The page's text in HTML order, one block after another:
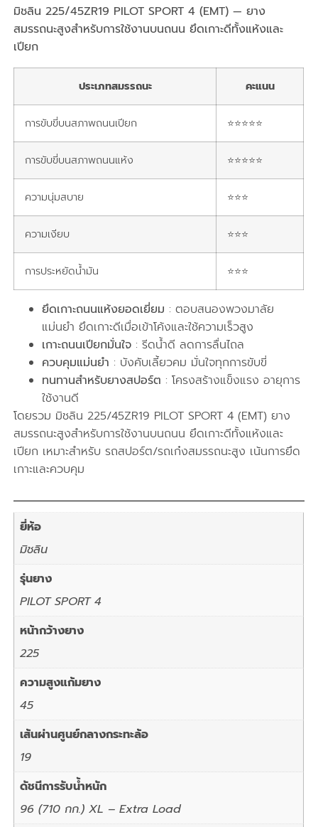
มิชลิน 225/45ZR19 PILOT SPORT 4 (EMT) — ยาง
สมรรถนะสูงสำหรับการใช้งานบนถนน ยึดเกาะดีทั้งแห้งและ
เปียก
ประเภทสมรรถนะ คะแนน
การขับขี่บนสภาพถนนเปียก ⭐⭐⭐⭐⭐
การขับขี่บนสภาพถนนแห้ง ⭐⭐⭐⭐⭐
ความนุ่มสบาย ⭐⭐⭐
ความเงียบ ⭐⭐⭐
การประหยัดน้ำมัน ⭐⭐⭐
ยึดเกาะถนนแห้งยอดเยี่ยม : ตอบสนองพวงมาลัย
แม่นยำ ยึดเกาะดีเมื่อเข้าโค้งและใช้ความเร็วสูง
เกาะถนนเปียกมั่นใจ : รีดน้ำดี ลดการลื่นไถล
ควบคุมแม่นยำ : บังคับเลี้ยวคม มั่นใจทุกการขับขี่
ทนทานสำหรับยางสปอร์ต : โครงสร้างแข็งแรง อายุการ
ใช้งานดี
โดยรวม มิชลิน 225/45ZR19 PILOT SPORT 4 (EMT) ยาง
สมรรถนะสูงสำหรับการใช้งานบนถนน ยึดเกาะดีทั้งแห้งและ
เปียก เหมาะสำหรับ รถสปอร์ต/รถเก๋งสมรรถนะสูง เน้นการยึด
เกาะและควบคุม
ยี่ห้อ
มิชลิน
รุ่นยาง
PILOT SPORT 4
หน้ากว้างยาง
225
ความสูงแก้มยาง
45
เส้นผ่านศูนย์กลางกระทะล้อ
19
ดัชนีการรับน้ำหนัก
96 (710 กก.) XL – Extra Load